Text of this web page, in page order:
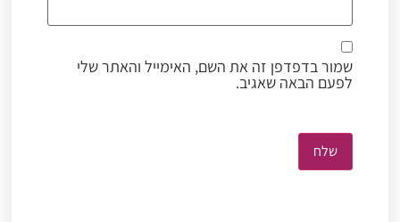
שמור בדפדפן זה את השם, האימייל והאתר שלי
לפעם הבאה שאגיב.